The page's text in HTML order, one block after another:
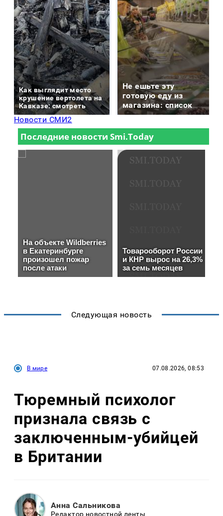
Как выглядит место
крушение вертолета на
Кавказе: смотреть
Не ешьте эту
готовую еду из
магазина: список
Новости СМИ2
Следующая новость
В мире 07.08.2026, 08:53
Тюремный психолог
признала связь с
заключенным-убийцей
в Британии
Анна Сальникова
Редактор новостной ленты